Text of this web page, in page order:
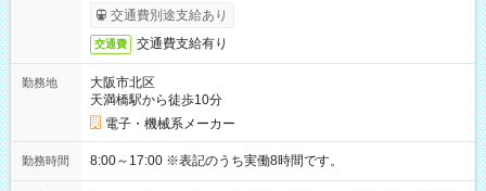
交通費別途支給あり
交通費 交通費支給有り
勤務地
大阪市北区
天満橋駅から徒歩10分
電子・機械系メーカー
勤務時間 8:00～17:00 ※表記のうち実働8時間です。